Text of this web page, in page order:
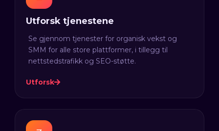
Utforsk tjenestene
Se gjennom tjenester for organisk vekst og
SMM for alle store plattformer, i tillegg til
nettstedstrafikk og SEO-støtte.
Utforsk